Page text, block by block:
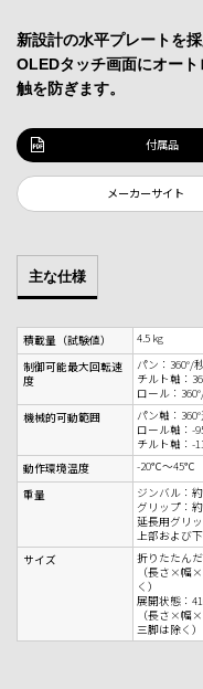
新設計の水平プレートを
OLEDタッチ画面にオー
触を防ぎます。
付属品
メーカーサイト
主な仕様
積載量（試験値）
4.5 kg
制御可能最大回転速
度
パン：360°/
チルト軸：
ロール：
機械的可動範囲
パン軸：
ロール軸：-
チルト軸：-
動作環境温度
-20℃～45℃
重量
ジンバル：
グリップ：
延長用グリ
上部および
サイズ
折りたたん
（長さ×幅
く）
展開状態：
（長さ×幅
三脚は除く）